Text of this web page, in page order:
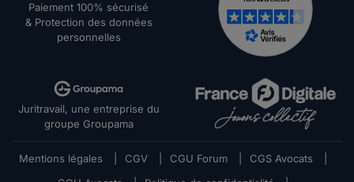
Paiement 100% sécurisé
& Protection des données
personnelles
Juritravail, une entreprise du
groupe Groupama
Mentions légales CGV CGU Forum CGS Avocats